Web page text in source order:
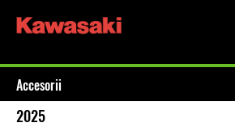
Accesorii
2025